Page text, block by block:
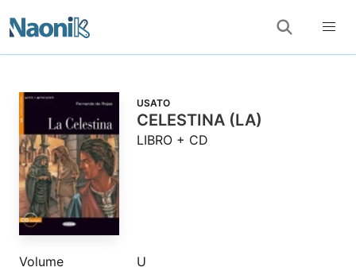
USATO
CELESTINA (LA)
LIBRO + CD
Volume
U